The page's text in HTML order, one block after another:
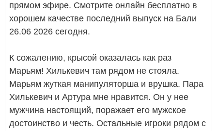
прямом эфире. Смотрите онлайн бесплатно в
хорошем качестве последний выпуск на Бали
26.06 2026 сегодня.
К сожалению, крысой оказалась как раз
Марьям! Хилькевич там рядом не стояла.
Марьям жуткая манипуляторша и врушка. Пара
Хилькевич и Артура мне нравится. Он у нее
мужчина настоящий, поражает его мужское
достоинство и честь. Остальные игроки рядом с